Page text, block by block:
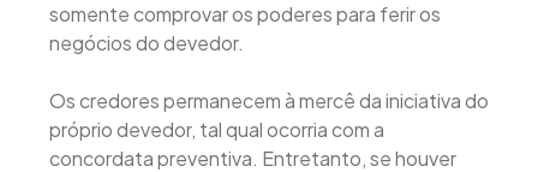
somente comprovar os poderes para ferir os
negócios do devedor.
Os credores permanecem à mercê da iniciativa do
próprio devedor, tal qual ocorria com a
concordata preventiva. Entretanto, se houver